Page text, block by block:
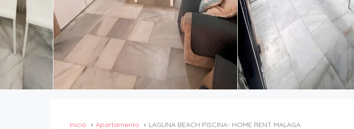
Inicio Apartamento LAGUNA BEACH PISCINA- HOME RENT MALAGA